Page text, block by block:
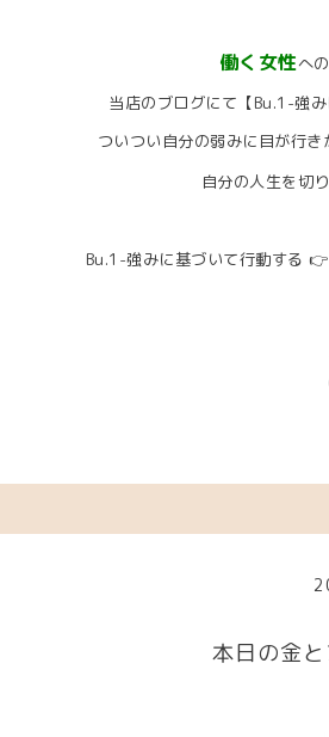
働く女性へ
当店のブログにて【Bu.1-強
ついつい自分の弱みに目が行き
自分の人生を切
Bu.1-強みに基づいて行動する 👉
本日の金